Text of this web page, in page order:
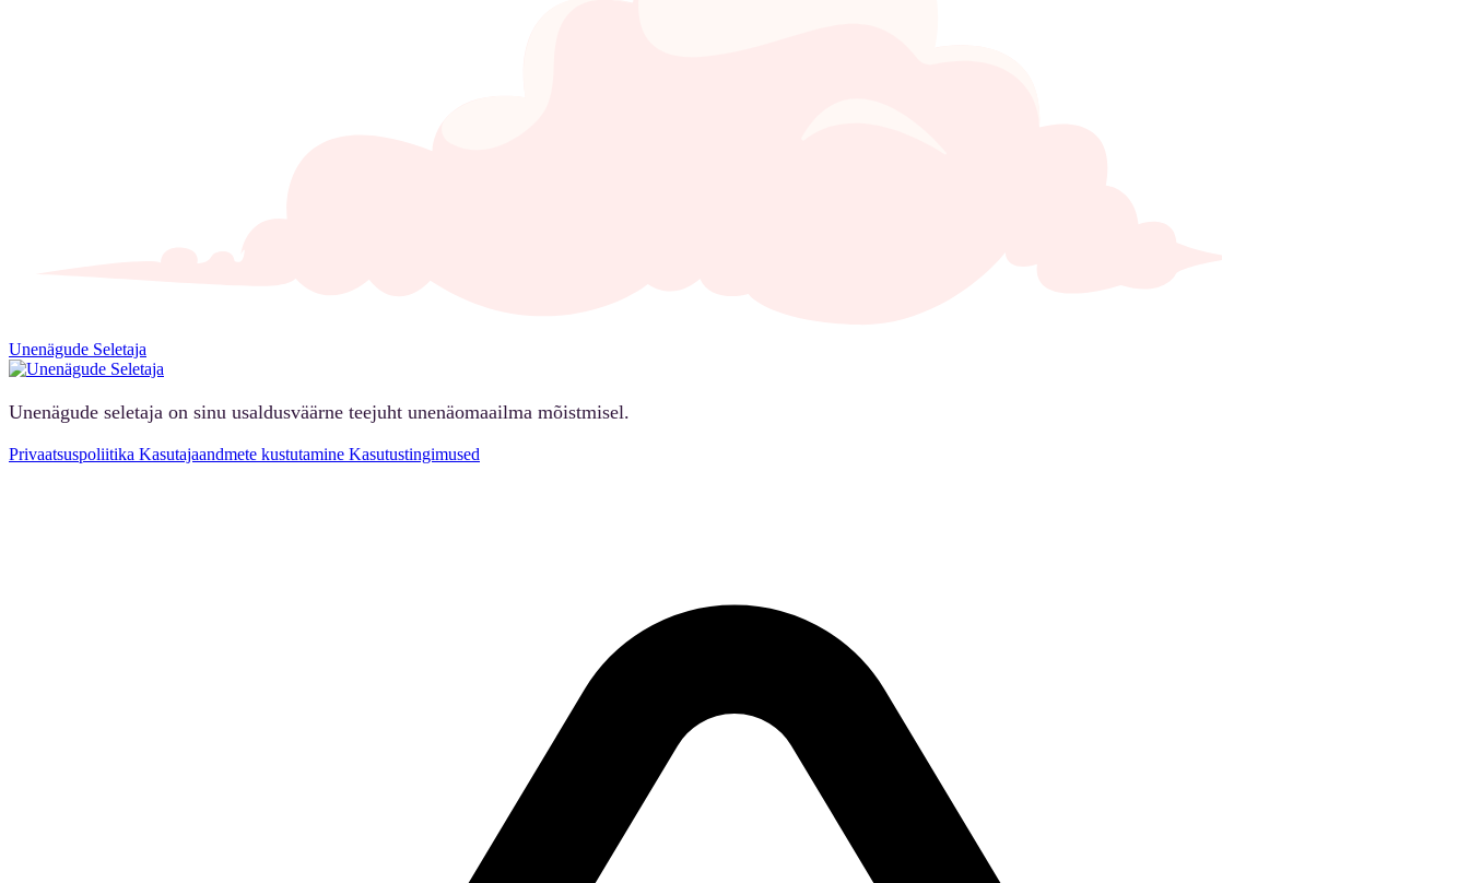
Unenägude Seletaja
Unenägude seletaja on sinu usaldusväärne teejuht unenäomaailma mõistmisel.
Privaatsuspoliitika Kasutajaandmete kustutamine Kasutustingimused